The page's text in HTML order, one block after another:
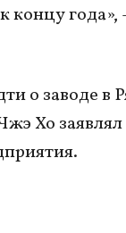
концу
о заводе в
Хо заявлял